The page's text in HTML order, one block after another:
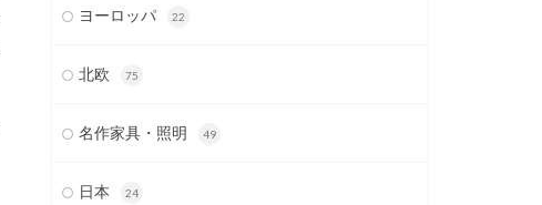
ヨーロッパ 22
北欧 75
名作家具・照明 49
日本 24